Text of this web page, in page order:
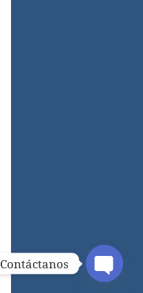
Contáctanos
OPEN